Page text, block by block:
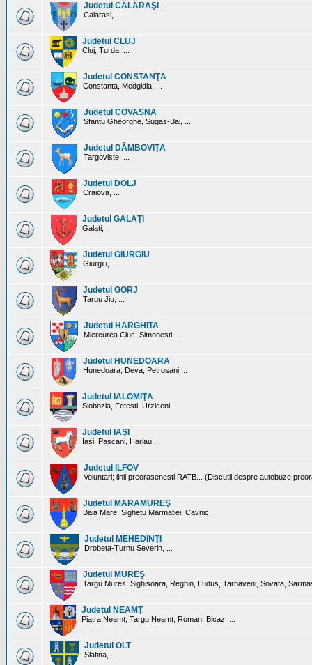
Judetul CĂLĂRAŞI
Calarasi, ...
Judetul CLUJ
Cluj, Turda, ...
Judetul CONSTANŢA
Constanta, Medgidia, ...
Judetul COVASNA
Sfantu Gheorghe, Sugas-Bai, ...
Judetul DÂMBOVIŢA
Targoviste, ...
Judetul DOLJ
Craiova, ...
Judetul GALAŢI
Galati, ...
Judetul GIURGIU
Giurgiu, ...
Judetul GORJ
Targu Jiu, ...
Judetul HARGHITA
Miercurea Ciuc, Simonesti, ...
Judetul HUNEDOARA
Hunedoara, Deva, Petrosani ...
Judetul IALOMIŢA
Slobozia, Fetesti, Urziceni ...
Judetul IAŞI
Iasi, Pascani, Harlau...
Judetul ILFOV
Voluntari; linii preorasenesti RATB... (Discutii despre autobuze
Judetul MARAMUREŞ
Baia Mare, Sighetu Marmatiei, Cavnic...
Judetul MEHEDINŢI
Drobeta-Turnu Severin, ...
Judetul MUREŞ
Targu Mures, Sighisoara, Reghin, Ludus, Tarnaveni, Sovata,
Judetul NEAMŢ
Piatra Neamt, Targu Neamt, Roman, Bicaz, ...
Judetul OLT
Slatina, ...